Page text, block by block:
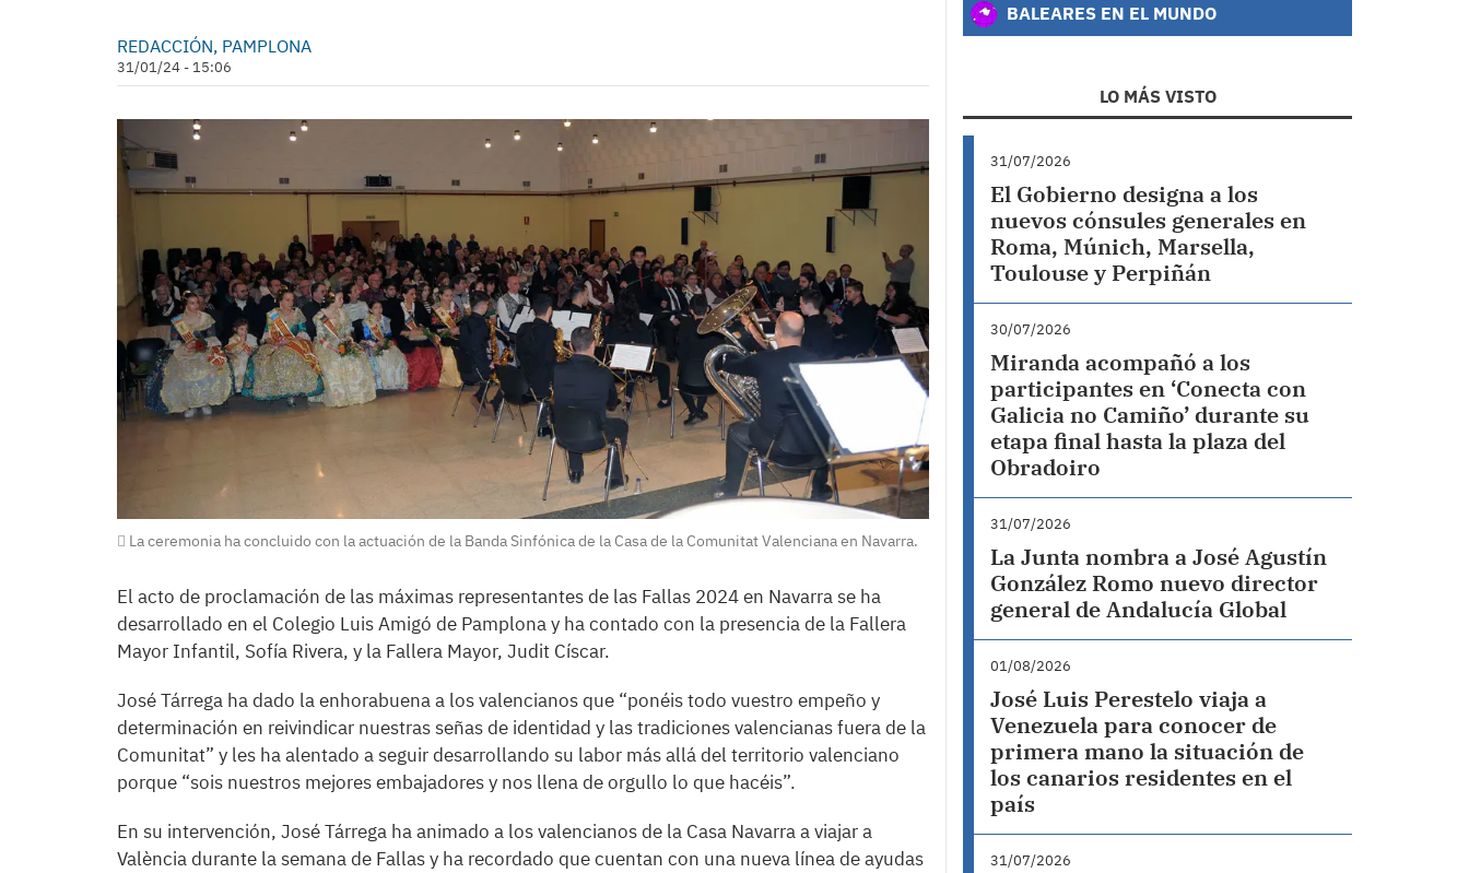
REDACCIÓN, PAMPLONA
31/01/24 - 15:06
La ceremonia ha concluido con la actuación de la Banda Sinfónica de la Casa de la Comunitat Valenciana en Navarra.
El acto de proclamación de las máximas representantes de las Fallas 2024 en Navarra se ha
desarrollado en el Colegio Luis Amigó de Pamplona y ha contado con la presencia de la Fallera
Mayor Infantil, Sofía Rivera, y la Fallera Mayor, Judit Císcar.
José Tárrega ha dado la enhorabuena a los valencianos que “ponéis todo vuestro empeño y
determinación en reivindicar nuestras señas de identidad y las tradiciones valencianas fuera de la
Comunitat” y les ha alentado a seguir desarrollando su labor más allá del territorio valenciano
porque “sois nuestros mejores embajadores y nos llena de orgullo lo que hacéis”.
En su intervención, José Tárrega ha animado a los valencianos de la Casa Navarra a viajar a
València durante la semana de Fallas y ha recordado que cuentan con una nueva línea de ayudas
BALEARES EN EL MUNDO
LO MÁS VISTO
31/07/2026
El Gobierno designa a los
nuevos cónsules generales en
Roma, Múnich, Marsella,
Toulouse y Perpiñán
30/07/2026
Miranda acompañó a los
participantes en ‘Conecta con
Galicia no Camiño’ durante su
etapa final hasta la plaza del
Obradoiro
31/07/2026
La Junta nombra a José Agustín
González Romo nuevo director
general de Andalucía Global
01/08/2026
José Luis Perestelo viaja a
Venezuela para conocer de
primera mano la situación de
los canarios residentes en el
país
31/07/2026